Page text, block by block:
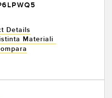
Details
Materiali